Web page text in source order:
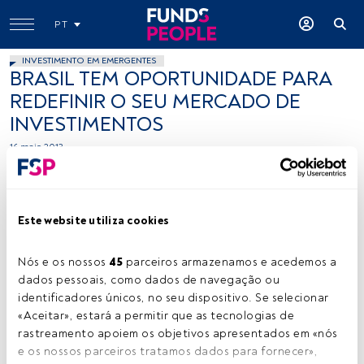
Este website utiliza cookies
Nós e os nossos 45 parceiros armazenamos e acedemos a
dados pessoais, como dados de navegação ou
identificadores únicos, no seu dispositivo. Se selecionar
«Aceitar», estará a permitir que as tecnologias de
rastreamento apoiem os objetivos apresentados em «nós
e os nossos parceiros tratamos dados para fornecer»,
PT
INVESTIMENTO EM EMERGENTES
BRASIL TEM OPORTUNIDADE PARA
REDEFINIR O SEU MERCADO DE
INVESTIMENTOS
16 maio 2013
Cedida
Tempo de leitura: 2 min.